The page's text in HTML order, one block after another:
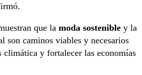
que la moda sostenible y la
son caminos viables y necesarios
climática y fortalecer las economías